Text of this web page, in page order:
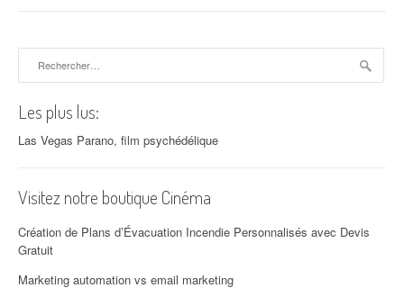
Les plus lus:
Las Vegas Parano, film psychédélique
Visitez notre boutique Cinéma
Création de Plans d’Évacuation Incendie Personnalisés avec Devis
Gratuit
Marketing automation vs email marketing